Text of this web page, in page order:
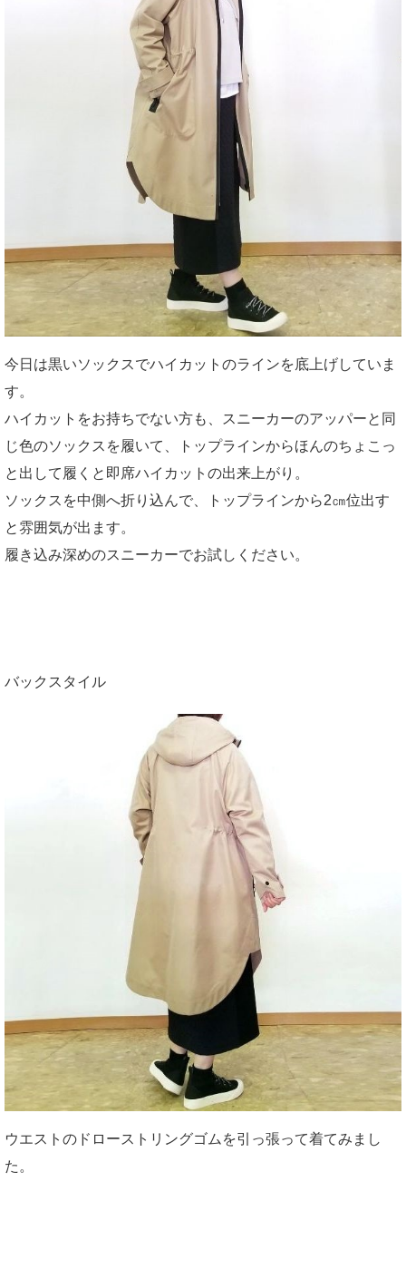
今日は黒いソックスでハイカットのラインを底上げしていま
す。
ハイカットをお持ちでない方も、スニーカーのアッパーと同
じ色のソックスを履いて、トップラインからほんのちょこっ
と出して履くと即席ハイカットの出来上がり。
ソックスを中側へ折り込んで、トップラインから2㎝位出す
と雰囲気が出ます。
履き込み深めのスニーカーでお試しください。
バックスタイル
ウエストのドローストリングゴムを引っ張って着てみまし
た。